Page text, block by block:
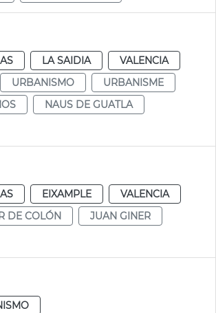
LA SAIDIA
VALENCIA
URBANISMO
URBANISME
NAUS DE GUATLA
EIXAMPLE
VALENCIA
DE COLÓN
JUAN GINER